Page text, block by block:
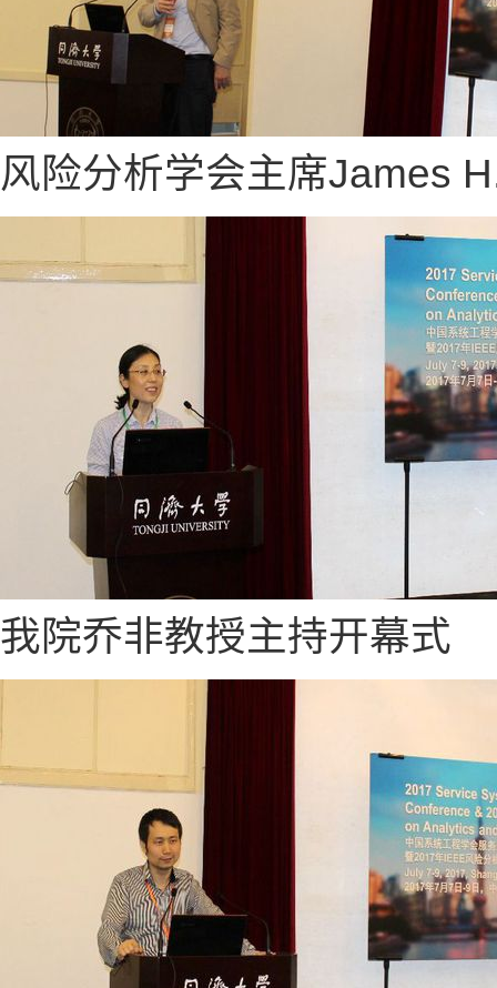
风险分析学会主席James
我院乔非教授主持开幕式